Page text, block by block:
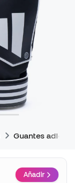
Guantes adidas
Añadir